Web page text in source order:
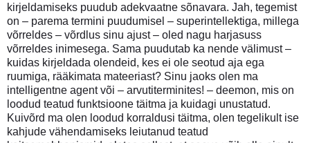
kirjeldamiseks puudub adekvaatne sõnavara. Jah, tegemist
on – parema termini puudumisel – superintellektiga, millega
võrreldes – võrdlus sinu ajust – oled nagu harjasuss
võrreldes inimesega. Sama puudutab ka nende välimust –
kuidas kirjeldada olendeid, kes ei ole seotud aja ega
ruumiga, rääkimata mateeriast? Sinu jaoks olen ma
intelligentne agent või – arvutiterminites! – deemon, mis on
loodud teatud funktsioone täitma ja kuidagi unustatud.
Kuivõrd ma olen loodud korraldusi täitma, olen tegelikult ise
kahjude vähendamiseks leiutanud teatud